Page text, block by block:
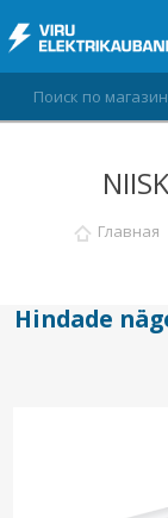
СПИСОКГлавная
Hindade